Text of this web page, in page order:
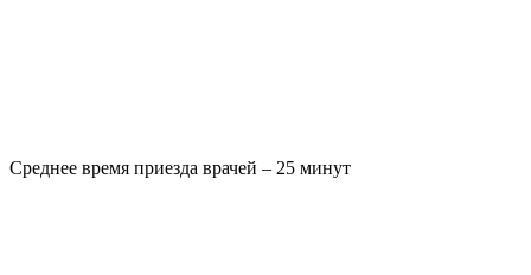
Среднее время приезда врачей – 25 минут